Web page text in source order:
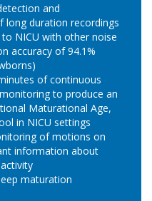
and
long duration recordings
NICU with other noise
accuracy of 94.1%
of continuous
to produce an
Maturational Age,
in NICU settings
of motions on
information about
maturation